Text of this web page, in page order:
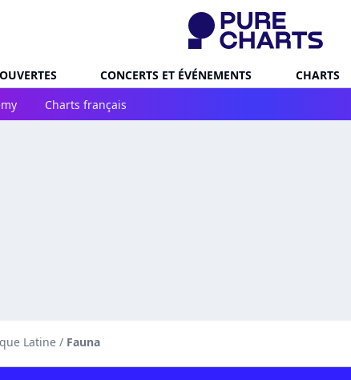
CONCERTS ET ÉVÉNEMENTS CHARTS
Charts français
Latine / Fauna